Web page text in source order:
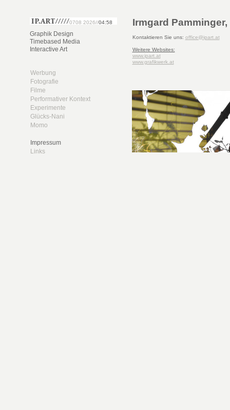
0708 2026//04:58
Graphik Design
Timebased Media
Interactive Art
Werbung
Fotografie
Filme
Performativer Kontext
Experimente
Glücks-Nani
Momo
Impressum
Links
Irmgard Pamminger,
Kontaktieren Sie uns: office@ipart.at
Weitere Websites:
www.ipart.at
www.grafikwerk.at